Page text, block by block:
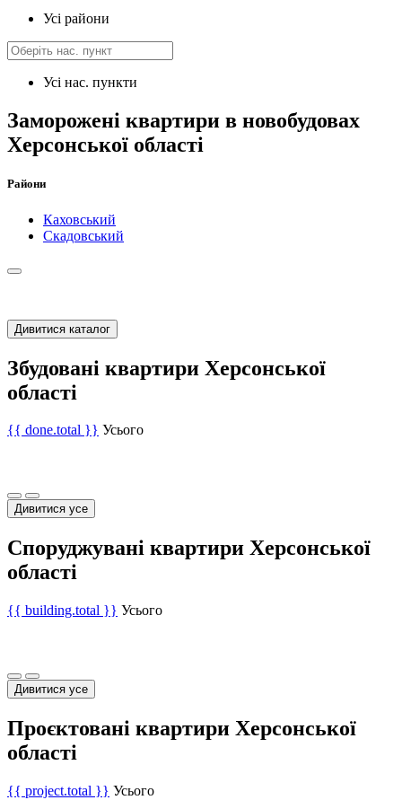
Усі райони
Усі нас. пункти
Заморожені квартири в новобудовах
Херсонської області
Райони
Каховський
Скадовський
Дивитися каталог
Збудовані квартири Херсонської
області
{{ done.total }} Усього
Дивитися усе
Споруджувані квартири Херсонської
області
{{ building.total }} Усього
Дивитися усе
Проєктовані квартири Херсонської
області
{{ project.total }} Усього